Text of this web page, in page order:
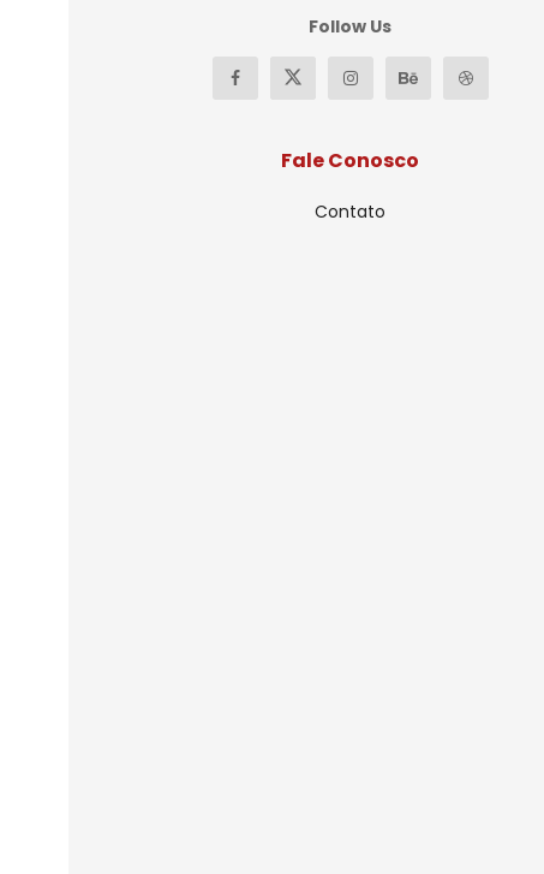
Follow Us
Fale Conosco
Contato